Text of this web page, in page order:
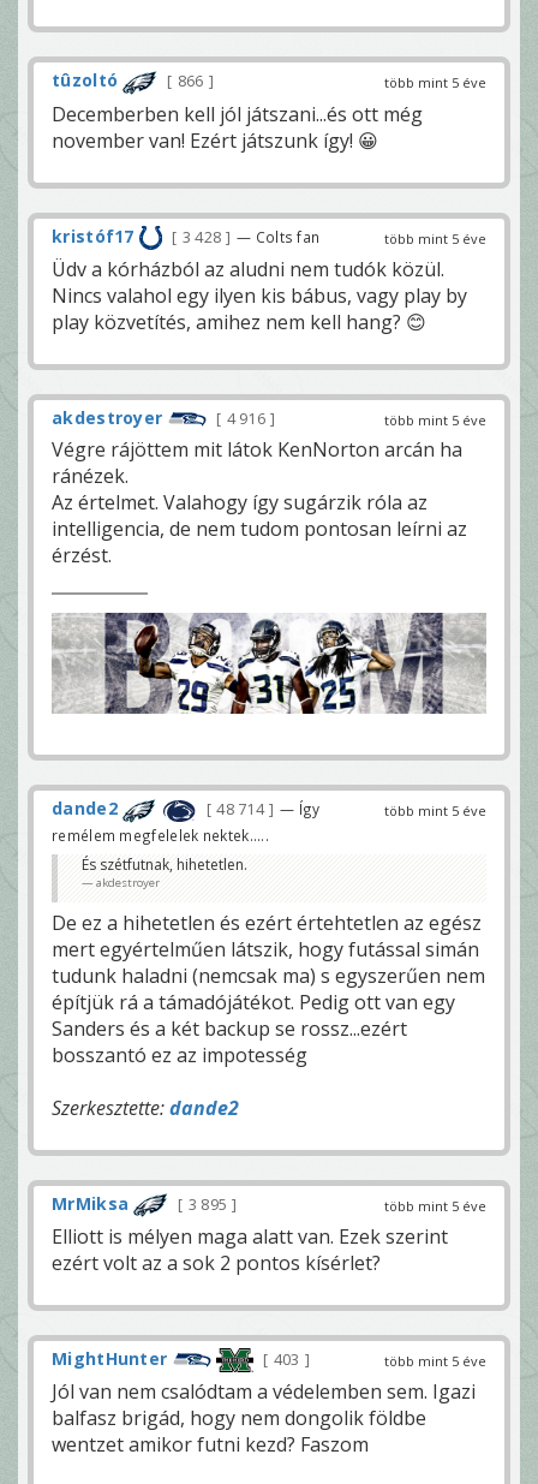
több mint 5 éve
tûzoltó 866
Decemberben kell jól játszani...és ott még
november van! Ezért játszunk így! 😀
több mint 5 éve
kristóf17 3 428 — Colts fan
Üdv a kórházból az aludni nem tudók közül.
Nincs valahol egy ilyen kis bábus, vagy play by
play közvetítés, amihez nem kell hang? 😊
több mint 5 éve
akdestroyer 4 916
Végre rájöttem mit látok KenNorton arcán ha
ránézek.
Az értelmet. Valahogy így sugárzik róla az
intelligencia, de nem tudom pontosan leírni az
érzést.
több mint 5 éve
dande2 48 714
— Így
remélem megfelelek nektek.....
És szétfutnak, hihetetlen.
akdestroyer
De ez a hihetetlen és ezért értehtetlen az egész
mert egyértelműen látszik, hogy futással simán
tudunk haladni (nemcsak ma) s egyszerűen nem
építjük rá a támadójátékot. Pedig ott van egy
Sanders és a két backup se rossz...ezért
bosszantó ez az impotesség
Szerkesztette:dande2
több mint 5 éve
MrMiksa 3 895
Elliott is mélyen maga alatt van. Ezek szerint
ezért volt az a sok 2 pontos kísérlet?
több mint 5 éve
MightHunter 403
Jól van nem csalódtam a védelemben sem. Igazi
balfasz brigád, hogy nem dongolik földbe
wentzet amikor futni kezd? Faszom